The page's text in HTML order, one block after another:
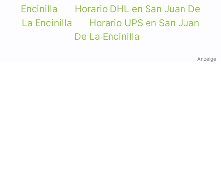
Encinilla
Horario DHL en San Juan De
La Encinilla
Horario UPS en San Juan
De La Encinilla
Anzeige